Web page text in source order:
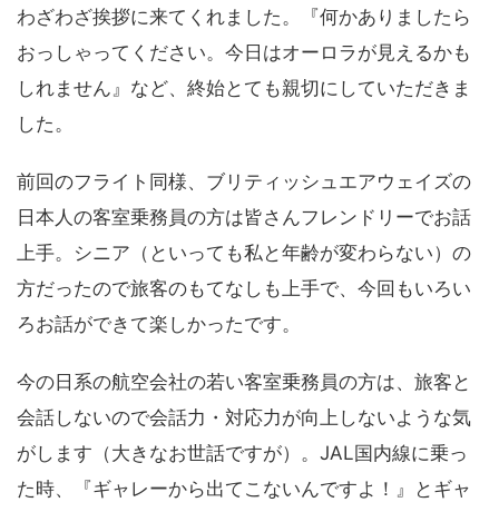
わざわざ挨拶に来てくれました。『何かありましたら
おっしゃってください。今日はオーロラが見えるかも
しれません』など、終始とても親切にしていただきま
した。
前回のフライト同様、ブリティッシュエアウェイズの
日本人の客室乗務員の方は皆さんフレンドリーでお話
上手。シニア（といっても私と年齢が変わらない）の
方だったので旅客のもてなしも上手で、今回もいろい
ろお話ができて楽しかったです。
今の日系の航空会社の若い客室乗務員の方は、旅客と
会話しないので会話力・対応力が向上しないような気
がします（大きなお世話ですが）。JAL国内線に乗っ
た時、『ギャレーから出てこないんですよ！』とギャ